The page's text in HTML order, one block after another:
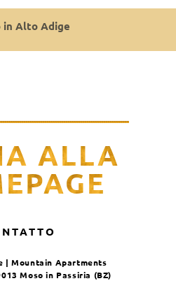
in Alto Adige
ALLA
| Mountain Apartments
Moso in Passiria (BZ)